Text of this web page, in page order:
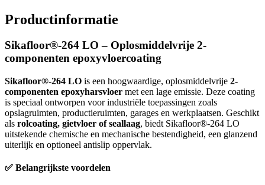
Productinformatie
Sikafloor®-264 LO – Oplosmiddelvrije 2-
componenten epoxyvloercoating
Sikafloor®-264 LO is een hoogwaardige, oplosmiddelvrije 2-
componenten epoxyharsvloer met een lage emissie. Deze coating
is speciaal ontworpen voor industriële toepassingen zoals
opslagruimten, productieruimten, garages en werkplaatsen. Geschikt
als rolcoating, gietvloer of seallaag, biedt Sikafloor®-264 LO
uitstekende chemische en mechanische bestendigheid, een glanzend
uiterlijk en optioneel antislip oppervlak.
✅ Belangrijkste voordelen